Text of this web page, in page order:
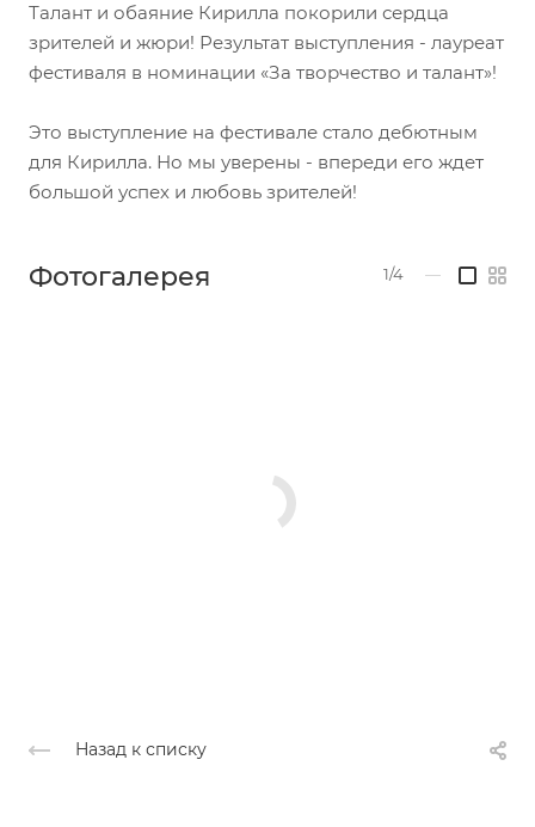
Талант и обаяние Кирилла покорили сердца
зрителей и жюри! Результат выступления - лауреат
фестиваля в номинации «За творчество и талант»!
Это выступление на фестивале стало дебютным
для Кирилла. Но мы уверены - впереди его ждет
большой успех и любовь зрителей!
Фотогалерея 1/4 —
Назад к списку